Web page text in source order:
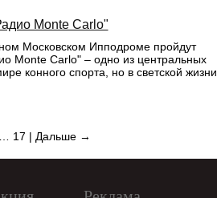
Monte Carlo"
Московском Ипподроме пройдут
Monte Carlo" – одно из центральных
конного спорта, но в светской жизни
17 | Дальше →